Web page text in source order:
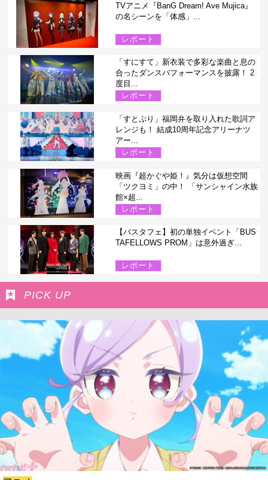
TVアニメ『BanG Dream! Ave Mujica』
の名シーンを「体感」...
レポート
「すにすて」新衣装で多彩な楽曲と息の
合ったダンスパフォーマンスを披露！ 2
度目...
レポート
「すとぷり」福岡弁を取り入れた歌詞ア
レンジも！ 結成10周年記念アリーナツ
アー...
レポート
映画『超かぐや姫！』気分は仮想空間
「ツクヨミ」の中！ 「サンシャイン水族
館×超...
レポート
【バスタフェ】初の単独イベント「BUS
TAFELLOWS PROM」は意外過ぎ...
レポート
PICK UP